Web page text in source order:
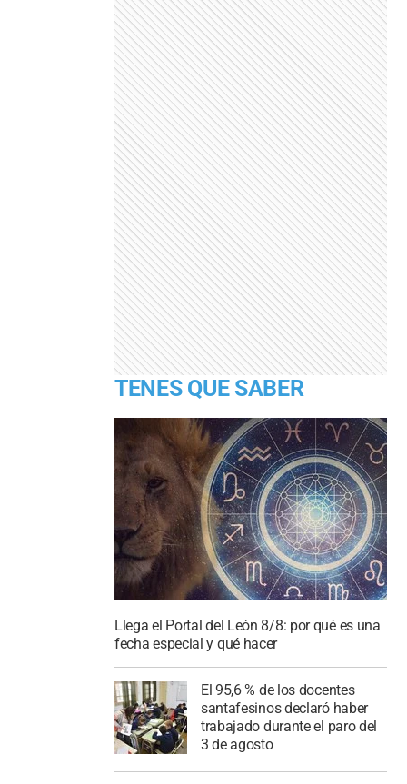
TENES QUE SABER
Llega el Portal del León 8/8: por qué es una
fecha especial y qué hacer
El 95,6 % de los docentes
santafesinos declaró haber
trabajado durante el paro del
3 de agosto